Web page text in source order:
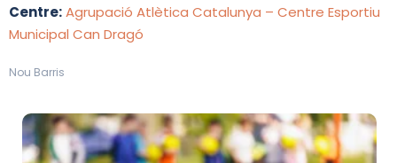
Centre:Agrupació Atlètica Catalunya – Centre Esportiu
Municipal Can Dragó
Nou Barris